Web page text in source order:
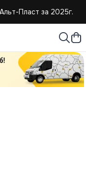
Пласт за 2025г.
с 2004г.